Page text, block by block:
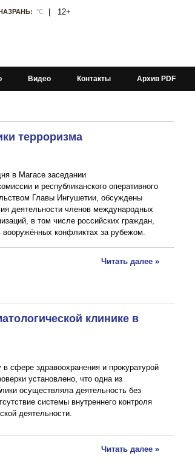
°С 12+
Видео Контакты Архив PDF
терроризма
в Магасе заседании
и республиканского оперативного
Главы Ингушетии, обсуждены
деятельности членов международных
в том числе российских граждан,
конфликтах за рубежом.
Читать далее »
клинике в
сфере здравоохранения и прокуратурой
установлено, что одна из
осуществляла деятельность без
системы внутреннего контроля
деятельности.
Читать далее »